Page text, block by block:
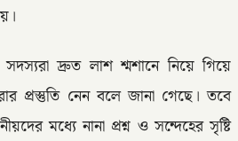
দ্রুত লাশ শ্মশানে নিয়ে গিয়ে
প্রস্তুতি নেন বলে জানা গেছে। তবে
মধ্যে নানা প্রশ্ন ও সন্দেহের সৃষ্টি